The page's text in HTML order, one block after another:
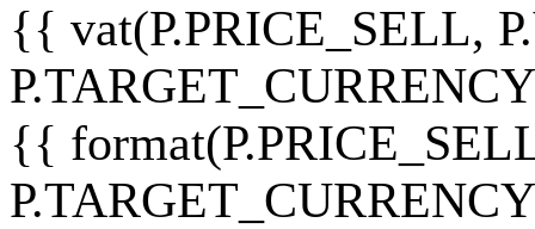
{{ vat(P.PRICE_SELL,
{{